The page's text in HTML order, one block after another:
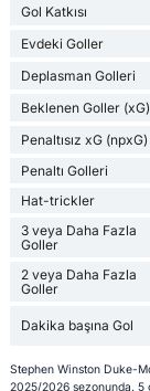
Gol Katkısı
Evdeki Goller
Deplasman Golleri
Beklenen Goller (xG)
Penaltısız xG (npxG)
Penaltı Golleri
Hat-trickler
3 veya Daha Fazla
Goller
2 veya Daha Fazla
Goller
Dakika başına Gol
Stephen Winston Duke-
2025/2026 sezonunda. 5